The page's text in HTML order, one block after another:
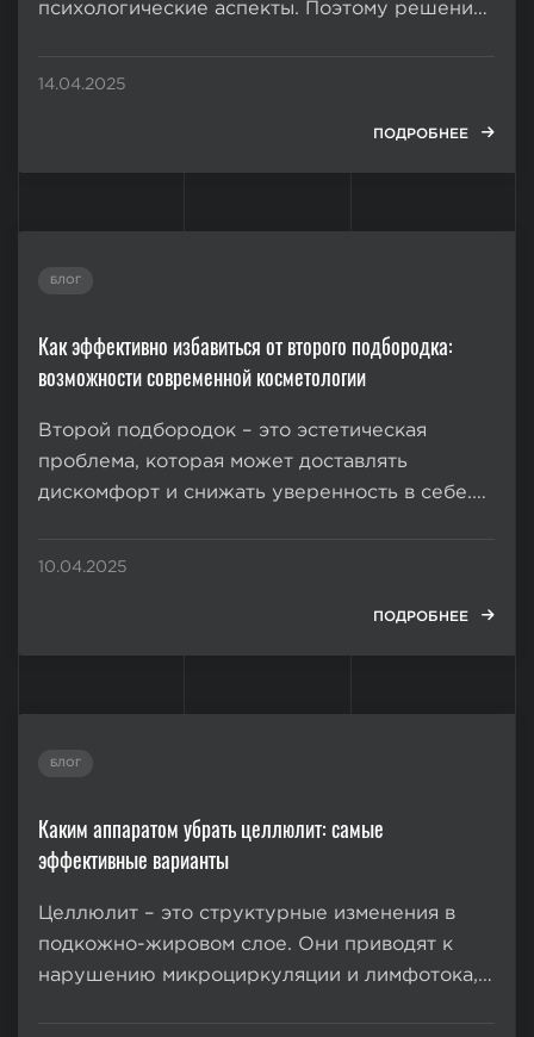
психологические аспекты. Поэтому решение
девушек, – это со скольких лет можно делать
14.04.2025
ПОДРОБНЕЕ
БЛОГ
Как эффективно избавиться от второго подбородка:
возможности современной косметологии
Второй подбородок – это эстетическая
проблема, которая может доставлять
дискомфорт и снижать уверенность в себе.
неправильная осанка. К счастью, существуют
10.04.2025
ПОДРОБНЕЕ
БЛОГ
Каким аппаратом убрать целлюлит: самые
эффективные варианты
Целлюлит – это структурные изменения в
подкожно-жировом слое. Они приводят к
нарушению микроциркуляции и лимфотока, а